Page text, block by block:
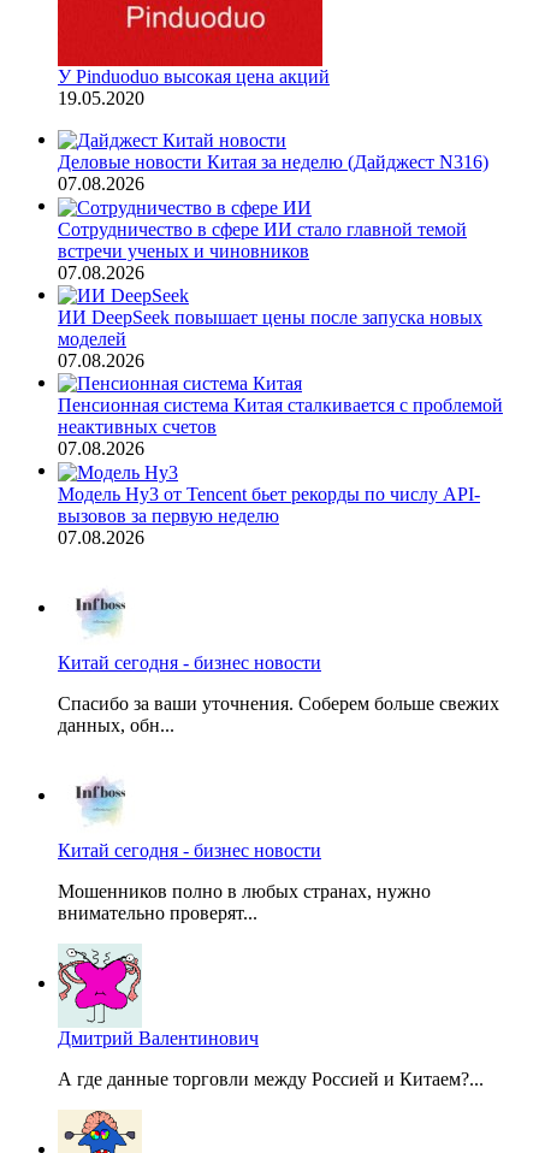
У Pinduoduo высокая цена акций
19.05.2020
Деловые новости Китая за неделю (Дайджест N316)
07.08.2026
Сотрудничество в сфере ИИ стало главной темой
встречи ученых и чиновников
07.08.2026
ИИ DeepSeek повышает цены после запуска новых
моделей
07.08.2026
Пенсионная система Китая сталкивается с проблемой
неактивных счетов
07.08.2026
Модель Hy3 от Tencent бьет рекорды по числу API-
вызовов за первую неделю
07.08.2026
Китай сегодня - бизнес новости
Спасибо за ваши уточнения. Соберем больше свежих
данных, обн...
Китай сегодня - бизнес новости
Мошенников полно в любых странах, нужно
внимательно проверят...
Дмитрий Валентинович
А где данные торговли между Россией и Китаем?...